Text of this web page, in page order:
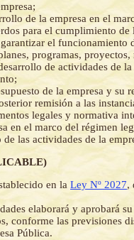
de la empresa en el
para el cumplimiento de
el funcionamiento
programas, proyectos,
de actividades de
de la empresa y su
remisión a las
legales y normativa
en el marco del régimen
las actividades de la
en la Ley Nº 2027,
elaborará y aprobará
conforme las previsiones
Pública.